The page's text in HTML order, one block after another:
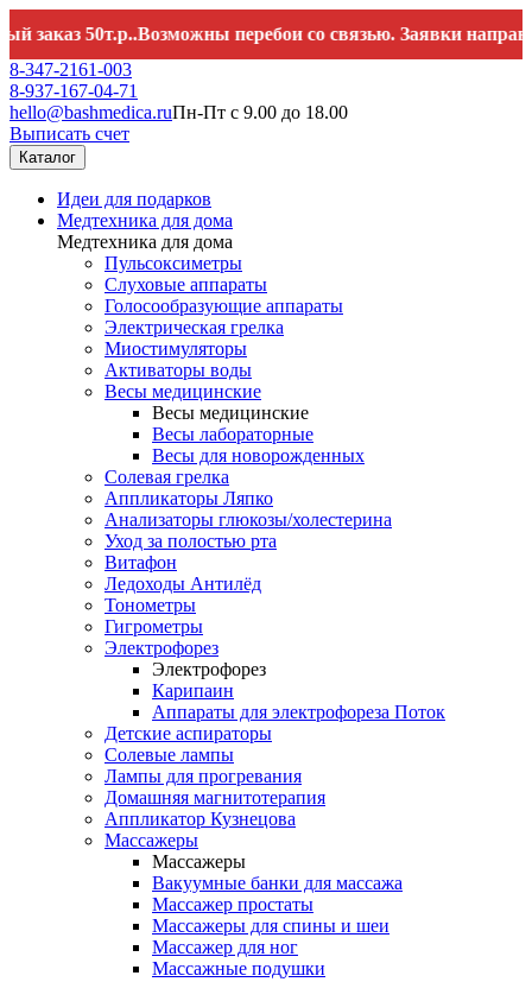
50т.р..Возможны перебои со связью. Заявки
8-347-2161-003
8-937-167-04-71
hello@bashmedica.ruПн-Пт с 9.00 до 18.00
Выписать счет
Каталог
Идеи для подарков
Медтехника для дома
Медтехника для дома
Пульсоксиметры
Слуховые аппараты
Голосообразующие аппараты
Электрическая грелка
Миостимуляторы
Активаторы воды
Весы медицинские
Весы медицинские
Весы лабораторные
Весы для новорожденных
Солевая грелка
Аппликаторы Ляпко
Анализаторы глюкозы/холестерина
Уход за полостью рта
Витафон
Ледоходы Антилёд
Тонометры
Гигрометры
Электрофорез
Электрофорез
Карипаин
Аппараты для электрофореза Поток
Детские аспираторы
Солевые лампы
Лампы для прогревания
Домашняя магнитотерапия
Аппликатор Кузнецова
Массажеры
Массажеры
Вакуумные банки для массажа
Массажер простаты
Массажеры для спины и шеи
Массажер для ног
Массажные подушки